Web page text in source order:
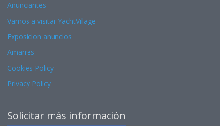
Anunciantes
Vamos a visitar YachtVillage
Exposicion anuncios
Amarres
Cookies Policy
Privacy Policy
Solicitar más información